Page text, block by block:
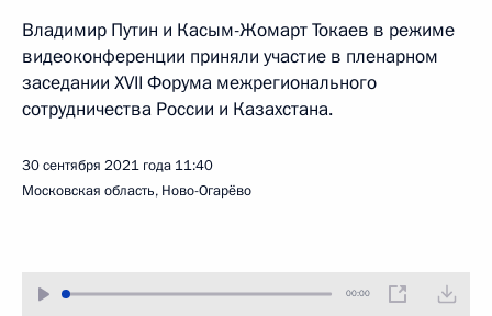
Владимир Путин и Касым-Жомарт Токаев в режиме
видеоконференции приняли участие в пленарном
заседании XVII Форума межрегионального
сотрудничества России и Казахстана.
30 сентября 2021 года 11:40
Московская область, Ново-Огарёво
00:00